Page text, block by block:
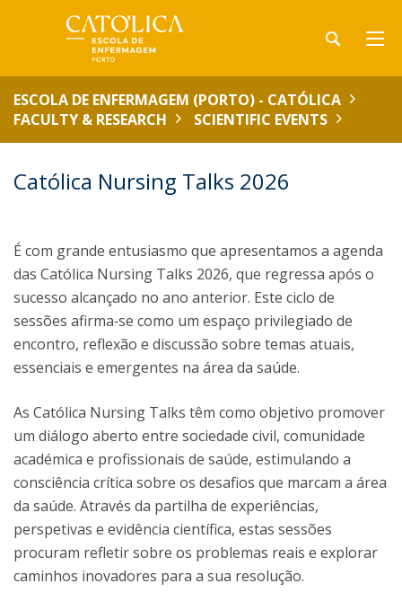
ESCOLA DE ENFERMAGEM (PORTO) - CATÓLICA
FACULTY & RESEARCH
SCIENTIFIC EVENTS
Católica Nursing Talks 2026
É com grande entusiasmo que apresentamos a agenda
das Católica Nursing Talks 2026, que regressa após o
sucesso alcançado no ano anterior. Este ciclo de
sessões afirma‑se como um espaço privilegiado de
encontro, reflexão e discussão sobre temas atuais,
essenciais e emergentes na área da saúde.
As Católica Nursing Talks têm como objetivo promover
um diálogo aberto entre sociedade civil, comunidade
académica e profissionais de saúde, estimulando a
consciência crítica sobre os desafios que marcam a área
da saúde. Através da partilha de experiências,
perspetivas e evidência científica, estas sessões
procuram refletir sobre os problemas reais e explorar
caminhos inovadores para a sua resolução.